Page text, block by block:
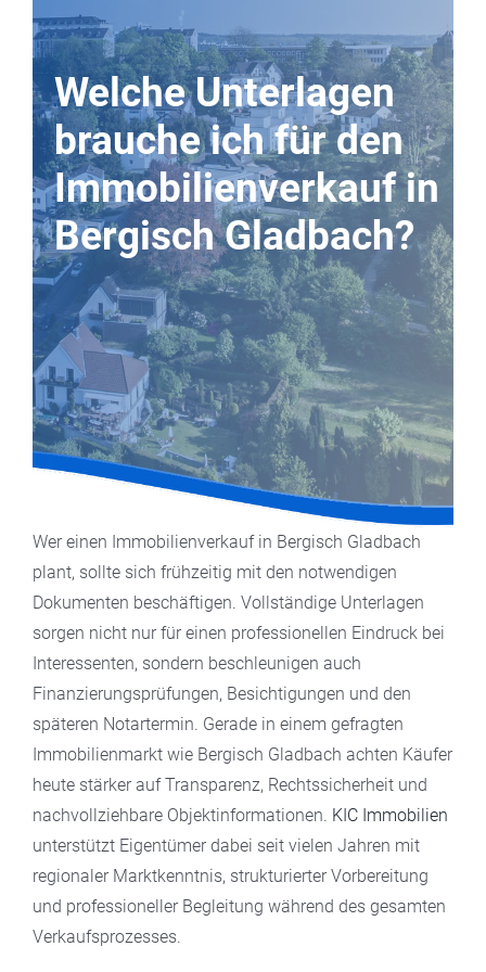
Welche Unterlagen
brauche ich für den
Immobilienverkauf in
Bergisch Gladbach?
Wer einen Immobilienverkauf in Bergisch Gladbach
plant, sollte sich frühzeitig mit den notwendigen
Dokumenten beschäftigen. Vollständige Unterlagen
sorgen nicht nur für einen professionellen Eindruck bei
Interessenten, sondern beschleunigen auch
Finanzierungsprüfungen, Besichtigungen und den
späteren Notartermin. Gerade in einem gefragten
Immobilienmarkt wie Bergisch Gladbach achten Käufer
heute stärker auf Transparenz, Rechtssicherheit und
nachvollziehbare Objektinformationen. KIC Immobilien
unterstützt Eigentümer dabei seit vielen Jahren mit
regionaler Marktkenntnis, strukturierter Vorbereitung
und professioneller Begleitung während des gesamten
Verkaufsprozesses.